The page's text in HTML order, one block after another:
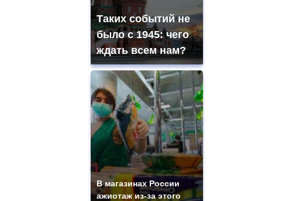
Таких событий не
было с 1945: чего
ждать всем нам?
В магазинах России
ажиотаж из-за этого